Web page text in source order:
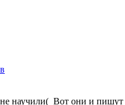
научили( Вот они и пишут